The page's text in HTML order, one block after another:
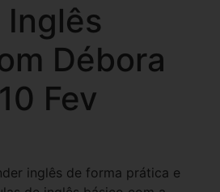
Inglês
Débora
Fev
inglês de forma prática e